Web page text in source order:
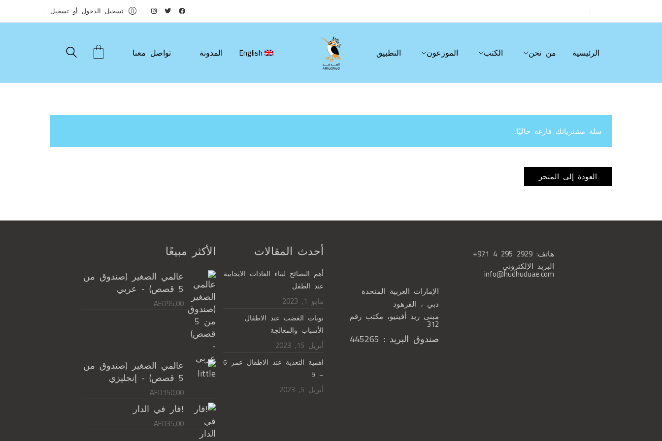
تسجيل الدخول أو تسجيل
الرئيسية من نحن الكتب الموزعون التطبيق English المدونة تواصل معنا
سلة مشترياتك فارغة حاليًا.
العودة إلى المتجر
الأكثر مبيعًا
عالمي الصغير (صندوق من
5 قصص) - عربي
AED95,00
عالمي الصغير (صندوق من
5 قصص) - إنجليزي
AED150,00
!فار في الدار
AED35,00
أحدث المقالات
أهم النصائح لبناء العادات الايجابية
عند الطفل
مايو 1, 2023
نوبات الغضب عند الاطفال
الأسباب والمعالجة
أبريل 15, 2023
اهمية التغذية عند الاطفال عمر 6
– 9
أبريل 5, 2023
هاتف: +971 4 295 2929
البريد الإلكتروني
info@hudhuduae.com
الإمارات العربية المتحدة
دبي ، القرهود
مبنى ريد أفينيو، مكتب رقم
312
صندوق البريد : 445265